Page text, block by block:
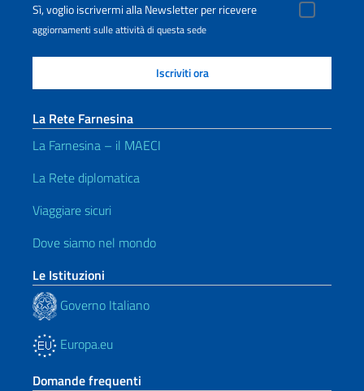
Sì, voglio iscrivermi alla Newsletter per ricevere
aggiornamenti sulle attività di questa sede
La Rete Farnesina
La Farnesina – il MAECI
La Rete diplomatica
Viaggiare sicuri
Dove siamo nel mondo
Le Istituzioni
Governo Italiano
Europa.eu
Domande frequenti